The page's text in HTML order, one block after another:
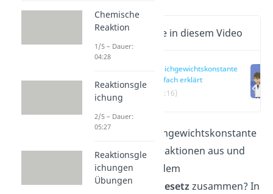
Wichtige Inhalte in diesem Video
Gleichgewichtskonstante
einfach erklärt
(00:16)
Was sagt die Gleichgewichtskonstante
bei chemischen Reaktionen aus und
wie hängt sie mit dem
Massenwirkungsgesetzzusammen? In
Chemische
Reaktion
1/5 – Dauer:
04:28
Reaktionsgle
ichung
2/5 – Dauer:
05:27
Reaktionsgle
ichungen
Übungen